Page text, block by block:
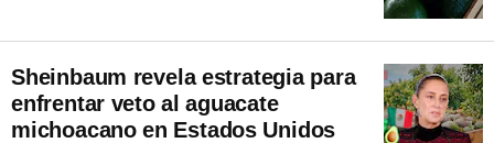
Sheinbaum revela estrategia para
enfrentar veto al aguacate
michoacano en Estados Unidos